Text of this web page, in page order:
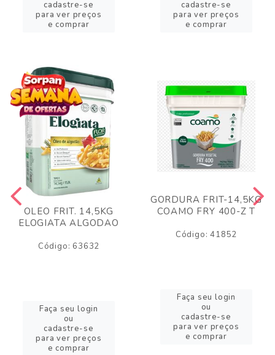
cadastre-se
para ver preços
e comprar
cadastre-se
para ver preços
e comprar
OLEO FRIT. 14,5KG
ELOGIATA ALGODAO
Código: 63632
Faça seu login
ou
cadastre-se
para ver preços
e comprar
GORDURA FRIT-14,5KG
COAMO FRY 400-Z T
Código: 41852
Faça seu login
ou
cadastre-se
para ver preços
e comprar